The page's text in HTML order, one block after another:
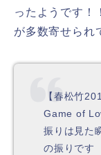
ったようです！
が多数寄せられ
【春松竹
Game of
振りは見た
の振りです